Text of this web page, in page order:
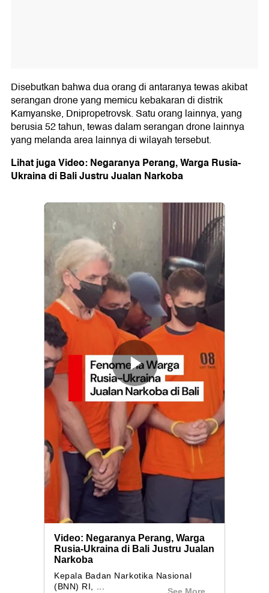
Disebutkan bahwa dua orang di antaranya tewas akibat
serangan drone yang memicu kebakaran di distrik
Kamyanske, Dnipropetrovsk. Satu orang lainnya, yang
berusia 52 tahun, tewas dalam serangan drone lainnya
yang melanda area lainnya di wilayah tersebut.
Lihat juga Video: Negaranya Perang, Warga Rusia-
Ukraina di Bali Justru Jualan Narkoba